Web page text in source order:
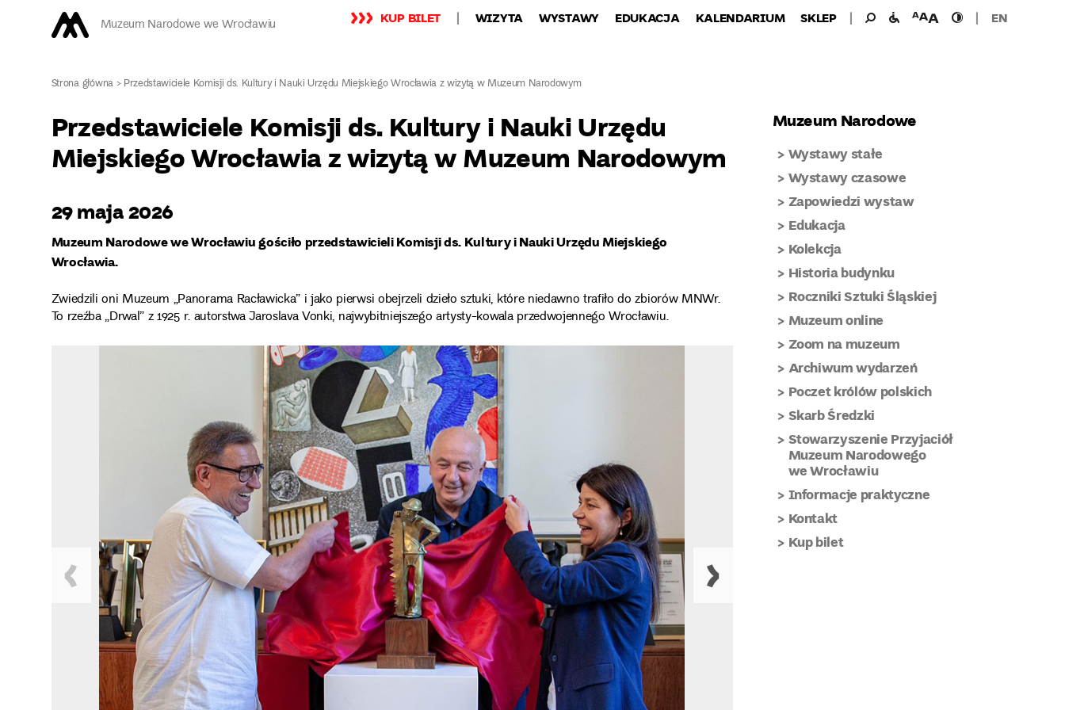
Muzeum Narodowe we Wrocławiu KUP BILET WIZYTA WYSTAWY EDUKACJA KALENDARIUM SKLEP Wyszukaj
Wyszukiwanie
dla:
udogodnieniawielkość
czcionki
wysoki
kontrast
EN
Strona główna>Przedstawiciele Komisji ds. Kultury i Nauki Urzędu Miejskiego Wrocławia z wizytą w Muzeum Narodowym
Przedstawiciele Komisji ds. Kultury i Nauki Urzędu
Miejskiego Wrocławia z wizytą w Muzeum Narodowym
29 maja 2026
Muzeum Narodowe we Wrocławiu gościło przedstawicieli Komisji ds. Kultury i Nauki Urzędu Miejskiego
Wrocławia.
Zwiedzili oni Muzeum „Panorama Racławicka” i jako pierwsi obejrzeli dzieło sztuki, które niedawno trafiło do zbiorów MNWr.
To rzeźba „Drwal” z 1925 r. autorstwa Jaroslava Vonki, najwybitniejszego artysty-kowala przedwojennego Wrocławiu.
Muzeum Narodowe
Wystawy stałe
Wystawy czasowe
Zapowiedzi wystaw
Edukacja
Kolekcja
Historia budynku
Roczniki Sztuki Śląskiej
Muzeum online
Zoom na muzeum
Archiwum wydarzeń
Poczet królów polskich
Skarb Średzki
Stowarzyszenie Przyjaciół
Muzeum Narodowego
we Wrocławiu
Informacje praktyczne
Kontakt
Kup bilet